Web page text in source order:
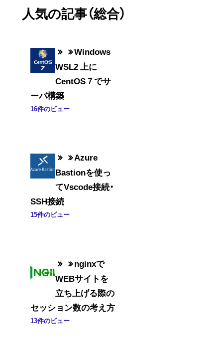
人気の記事（総合）
Windows
WSL2 上に
CentOS７でサ
ーバ構築
16件のビュー
Azure
Bastionを使っ
てVscode接続・
SSH接続
15件のビュー
nginxで
WEBサイトを
立ち上げる際の
セッション数の考え方
13件のビュー